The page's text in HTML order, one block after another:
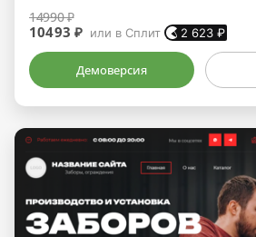
14990 ₽
10493 ₽ или в Сплит 2 623 ₽
Демоверсия